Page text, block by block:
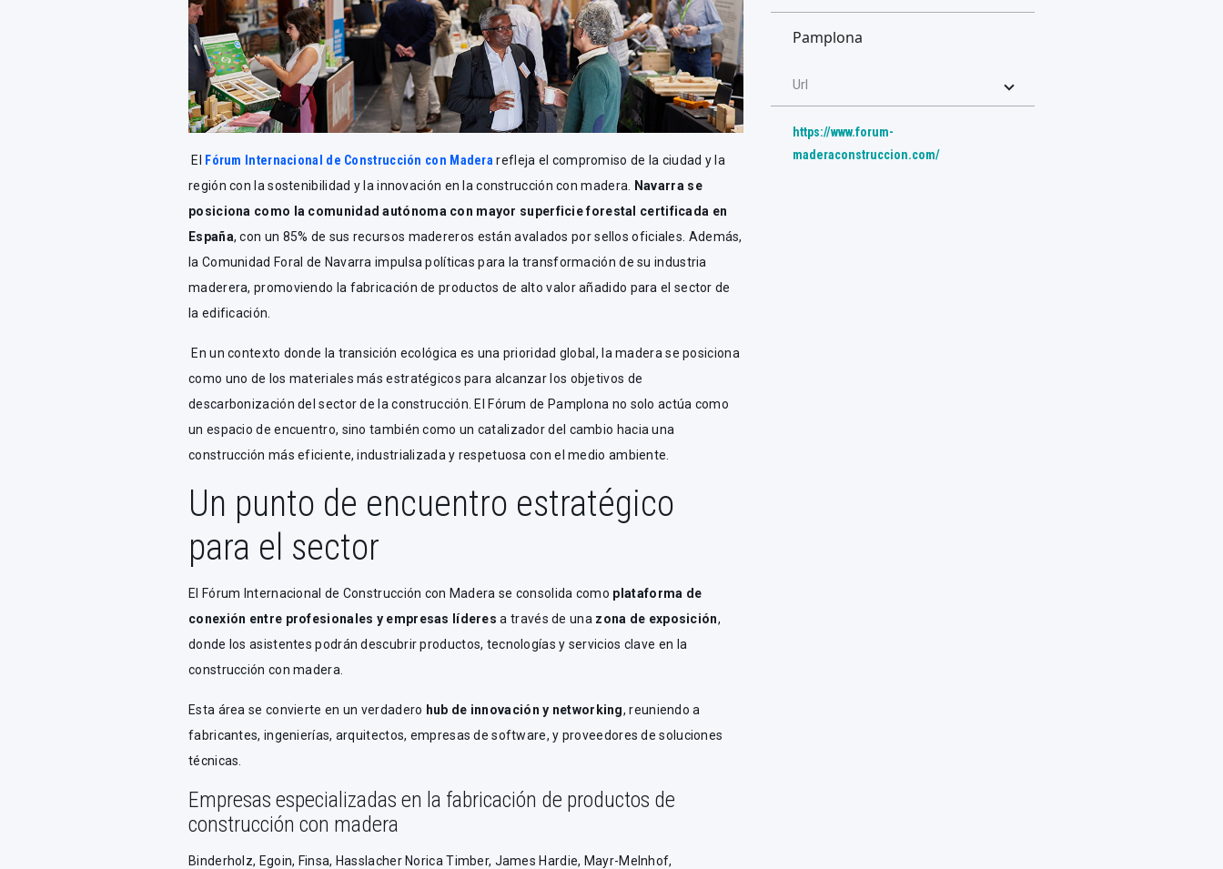
El Fórum Internacional de Construcción con Madera refleja el compromiso de la ciudad y la
región con la sostenibilidad y la innovación en la construcción con madera.
Navarra se
posiciona como la comunidad autónoma con mayor superficie forestal certificada en
España, con un 85% de sus recursos madereros están avalados por sellos oficiales. Además,
la Comunidad Foral de Navarra impulsa políticas para la transformación de su industria
maderera, promoviendo la fabricación de productos de alto valor añadido para el sector de
la edificación.
En un contexto donde la transición ecológica es una prioridad global, la madera se posiciona
como uno de los materiales más estratégicos para alcanzar los objetivos de
descarbonización del sector de la construcción. El Fórum de Pamplona no solo actúa como
un espacio de encuentro, sino también como un catalizador del cambio hacia una
construcción más eficiente, industrializada y respetuosa con el medio ambiente.
Un punto de encuentro estratégico
para el sector
El Fórum Internacional de Construcción con Madera se consolida como plataforma de
conexión entre profesionales y empresas líderes a través de una zona de exposición,
donde los asistentes podrán descubrir productos, tecnologías y servicios clave en la
construcción con madera.
Esta área se convierte en un verdadero hub de innovación y networking, reuniendo a
fabricantes, ingenierías, arquitectos, empresas de software, y proveedores de soluciones
técnicas.
Empresas especializadas en la fabricación de productos de
construcción con madera
Binderholz, Egoin, Finsa, Hasslacher Norica Timber, James Hardie, Mayr-Melnhof,
Pamplona
Url
https://www.forum-
maderaconstruccion.com/